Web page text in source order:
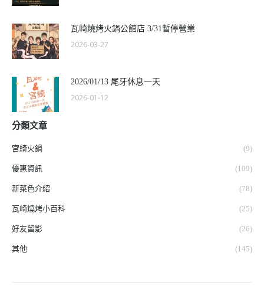
瓦崎燒烤火鍋公館店 3/31暫停營業
2026-03-27
2026/01/13 尾牙休息一天
2026-01-12
分類文章
宮綺火鍋 (9)
優惠資訊 (109)
新菜色介紹 (78)
瓦崎燒烤小百科 (25)
好友留影 (26)
其他 (145)